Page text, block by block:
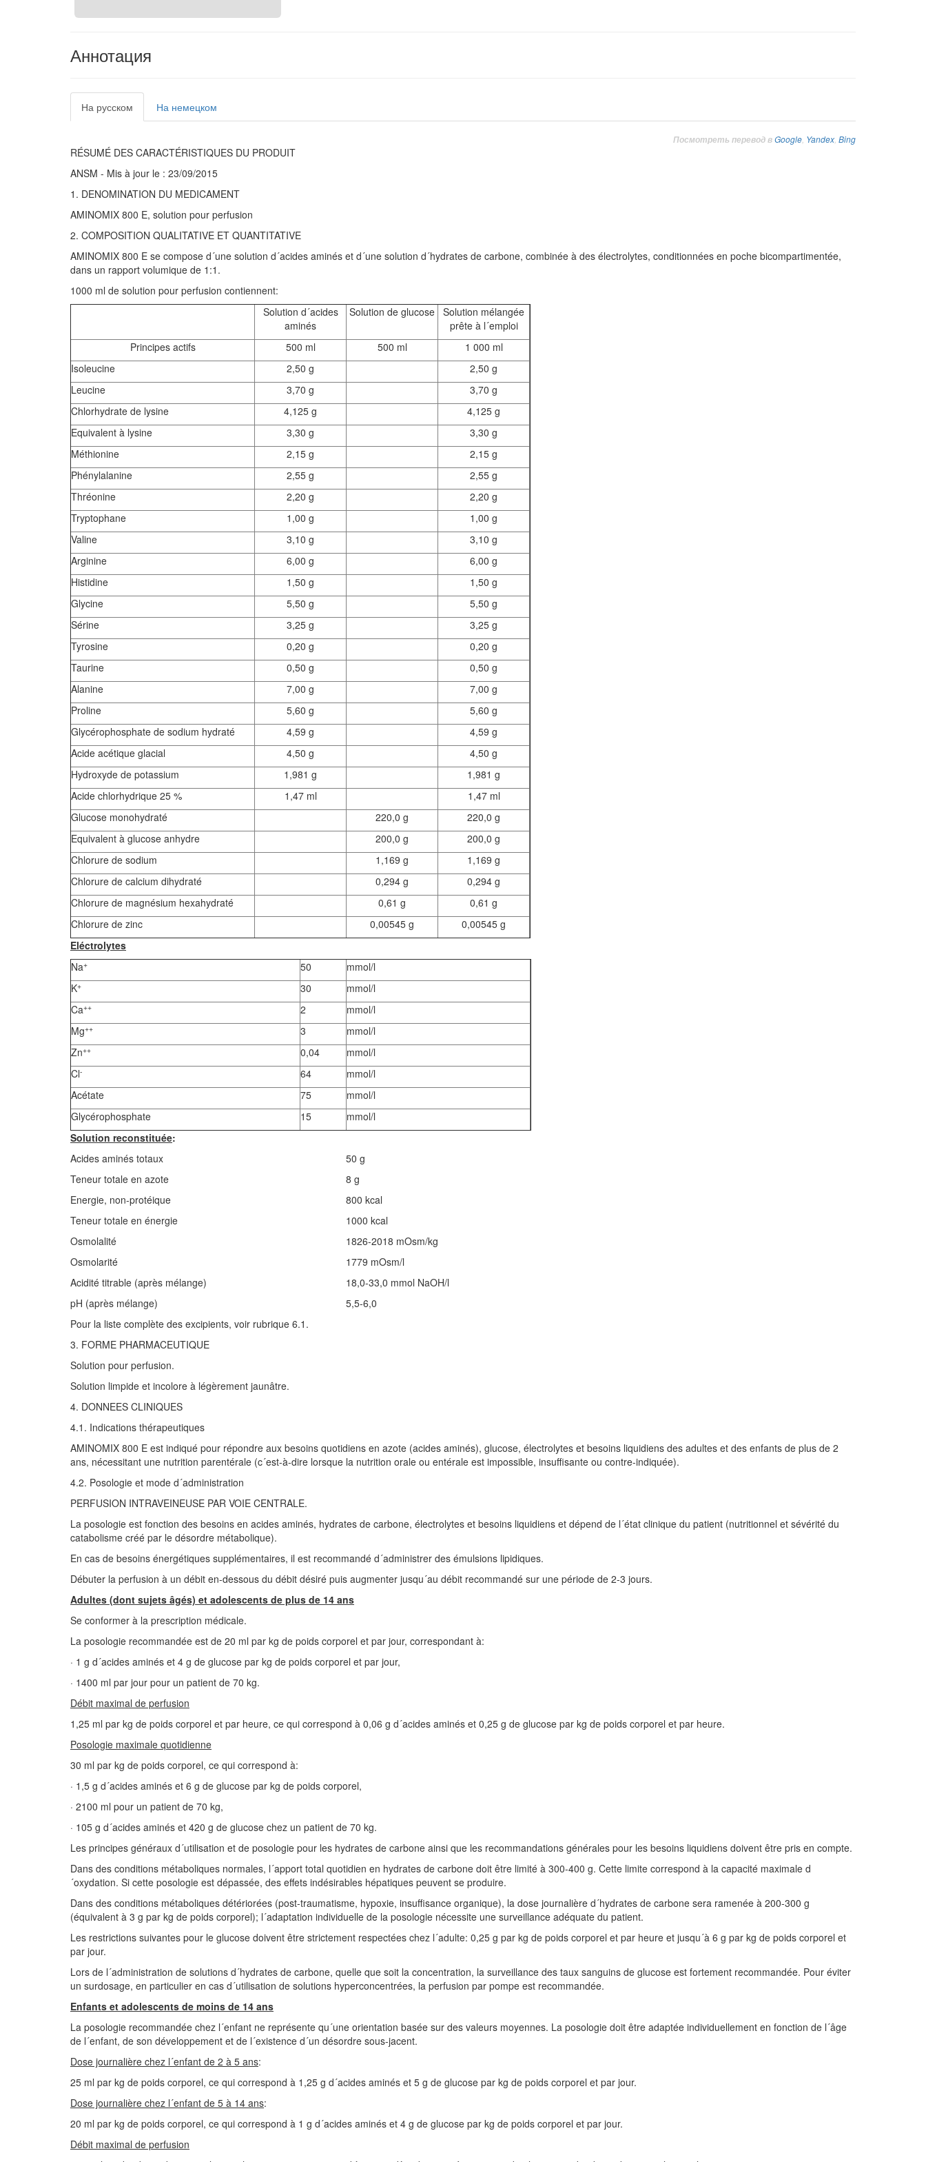
Аннотация
На русском На немецком
Посмотреть перевод вGoogle Yandex Bing
RÉSUMÉ DES CARACTÉRISTIQUES DU PRODUIT
ANSM - Mis à jour le : 23/09/2015
1. DENOMINATION DU MEDICAMENT
AMINOMIX 800 E, solution pour perfusion
2. COMPOSITION QUALITATIVE ET QUANTITATIVE
AMINOMIX 800 E se compose d´une solution d´acides aminés et d´une solution d´hydrates de carbone, combinée à des électrolytes, conditionnées en poche bicompartimentée,
dans un rapport volumique de 1:1.
1000 ml de solution pour perfusion contiennent:
Solution d´acides
aminés
Solution de glucose Solution mélangée
prête à l´emploi
Principes actifs
500 ml 500 ml
1 000 ml
Isoleucine
2,50 g
2,50 g
Leucine
3,70 g
3,70 g
Chlorhydrate de lysine
4,125 g
4,125 g
Equivalent à lysine
3,30 g
3,30 g
Méthionine
2,15 g
2,15 g
Phénylalanine
2,55 g
2,55 g
Thréonine
2,20 g
2,20 g
Tryptophane
1,00 g
1,00 g
Valine
3,10 g
3,10 g
Arginine
6,00 g
6,00 g
Histidine
1,50 g
1,50 g
Glycine
5,50 g
5,50 g
Sérine
3,25 g
3,25 g
Tyrosine
0,20 g
0,20 g
Taurine
0,50 g
0,50 g
Alanine
7,00 g
7,00 g
Proline
5,60 g
5,60 g
Glycérophosphate de sodium hydraté
4,59 g
4,59 g
Acide acétique glacial
4,50 g
4,50 g
Hydroxyde de potassium
1,981 g
1,981 g
Acide chlorhydrique 25 %
1,47 ml
1,47 ml
Glucose monohydraté
220,0 g
220,0 g
Equivalent à glucose anhydre
200,0 g
200,0 g
Chlorure de sodium
1,169 g
1,169 g
Chlorure de calcium dihydraté
0,294 g
0,294 g
Chlorure de magnésium hexahydraté
0,61 g
0,61 g
Chlorure de zinc
0,00545 g
0,00545 g
Eléctrolytes
Na+ 50
mmol/l
K+ 30
mmol/l
Ca++ 2
mmol/l
Mg++ 3
mmol/l
Zn++ 0,04
mmol/l
Cl- 64
mmol/l
Acétate
75
mmol/l
Glycérophosphate
15
mmol/l
Solution reconstituée:
Acides aminés totaux
50 g
Teneur totale en azote
8 g
Energie, non-protéique
800 kcal
Teneur totale en énergie
1000 kcal
Osmolalité
1826-2018 mOsm/kg
Osmolarité
1779 mOsm/l
Acidité titrable (après mélange)
18,0-33,0 mmol NaOH/l
pH (après mélange)
5,5-6,0
Pour la liste complète des excipients, voir rubrique 6.1.
3. FORME PHARMACEUTIQUE
Solution pour perfusion.
Solution limpide et incolore à légèrement jaunâtre.
4. DONNEES CLINIQUES
4.1. Indications thérapeutiques
AMINOMIX 800 E est indiqué pour répondre aux besoins quotidiens en azote (acides aminés), glucose, électrolytes et besoins liquidiens des adultes et des enfants de plus de 2
ans, nécessitant une nutrition parentérale (c´est-à-dire lorsque la nutrition orale ou entérale est impossible, insuffisante ou contre-indiquée).
4.2. Posologie et mode d´administration
PERFUSION INTRAVEINEUSE PAR VOIE CENTRALE.
La posologie est fonction des besoins en acides aminés, hydrates de carbone, électrolytes et besoins liquidiens et dépend de l´état clinique du patient (nutritionnel et sévérité du
catabolisme créé par le désordre métabolique).
En cas de besoins énergétiques supplémentaires, il est recommandé d´administrer des émulsions lipidiques.
Débuter la perfusion à un débit en-dessous du débit désiré puis augmenter jusqu´au débit recommandé sur une période de 2-3 jours.
Adultes (dont sujets âgés) et adolescents de plus de 14 ans
Se conformer à la prescription médicale.
La posologie recommandée est de 20 ml par kg de poids corporel et par jour, correspondant à:
· 1 g d´acides aminés et 4 g de glucose par kg de poids corporel et par jour,
· 1400 ml par jour pour un patient de 70 kg.
Débit maximal de perfusion
1,25 ml par kg de poids corporel et par heure, ce qui correspond à 0,06 g d´acides aminés et 0,25 g de glucose par kg de poids corporel et par heure.
Posologie maximale quotidienne
30 ml par kg de poids corporel, ce qui correspond à:
· 1,5 g d´acides aminés et 6 g de glucose par kg de poids corporel,
· 2100 ml pour un patient de 70 kg,
· 105 g d´acides aminés et 420 g de glucose chez un patient de 70 kg.
Les principes généraux d´utilisation et de posologie pour les hydrates de carbone ainsi que les recommandations générales pour les besoins liquidiens doivent être pris en compte.
Dans des conditions métaboliques normales, l´apport total quotidien en hydrates de carbone doit être limité à 300-400 g. Cette limite correspond à la capacité maximale d
´oxydation. Si cette posologie est dépassée, des effets indésirables hépatiques peuvent se produire.
Dans des conditions métaboliques détériorées (post-traumatisme, hypoxie, insuffisance organique), la dose journalière d´hydrates de carbone sera ramenée à 200-300 g
(équivalent à 3 g par kg de poids corporel); l´adaptation individuelle de la posologie nécessite une surveillance adéquate du patient.
Les restrictions suivantes pour le glucose doivent être strictement respectées chez l´adulte: 0,25 g par kg de poids corporel et par heure et jusqu´à 6 g par kg de poids corporel et
par jour.
Lors de l´administration de solutions d´hydrates de carbone, quelle que soit la concentration, la surveillance des taux sanguins de glucose est fortement recommandée. Pour éviter
un surdosage, en particulier en cas d´utilisation de solutions hyperconcentrées, la perfusion par pompe est recommandée.
Enfants et adolescents de moins de 14 ans
La posologie recommandée chez l´enfant ne représente qu´une orientation basée sur des valeurs moyennes. La posologie doit être adaptée individuellement en fonction de l´âge
de l´enfant, de son développement et de l´existence d´un désordre sous-jacent.
Dose journalière chez l´enfant de 2 à 5 ans:
25 ml par kg de poids corporel, ce qui correspond à 1,25 g d´acides aminés et 5 g de glucose par kg de poids corporel et par jour.
Dose journalière chez l´enfant de 5 à 14 ans:
20 ml par kg de poids corporel, ce qui correspond à 1 g d´acides aminés et 4 g de glucose par kg de poids corporel et par jour.
Débit maximal de perfusion